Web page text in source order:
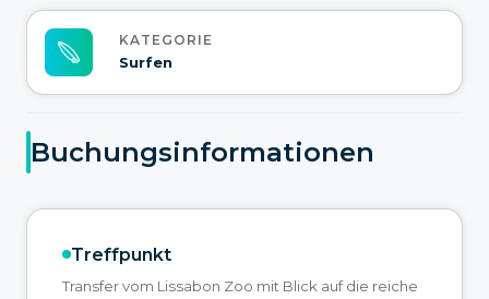
KATEGORIE
Surfen
Buchungsinformationen
Treffpunkt
Transfer vom Lissabon Zoo mit Blick auf die reiche